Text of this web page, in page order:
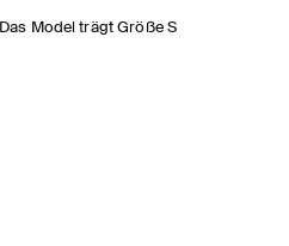
Model trägt Größe S